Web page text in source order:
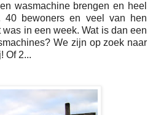
wasmachine brengen en heel
40 bewoners en veel van hen
in een week. Wat is dan een
We zijn op zoek naar
Of 2...